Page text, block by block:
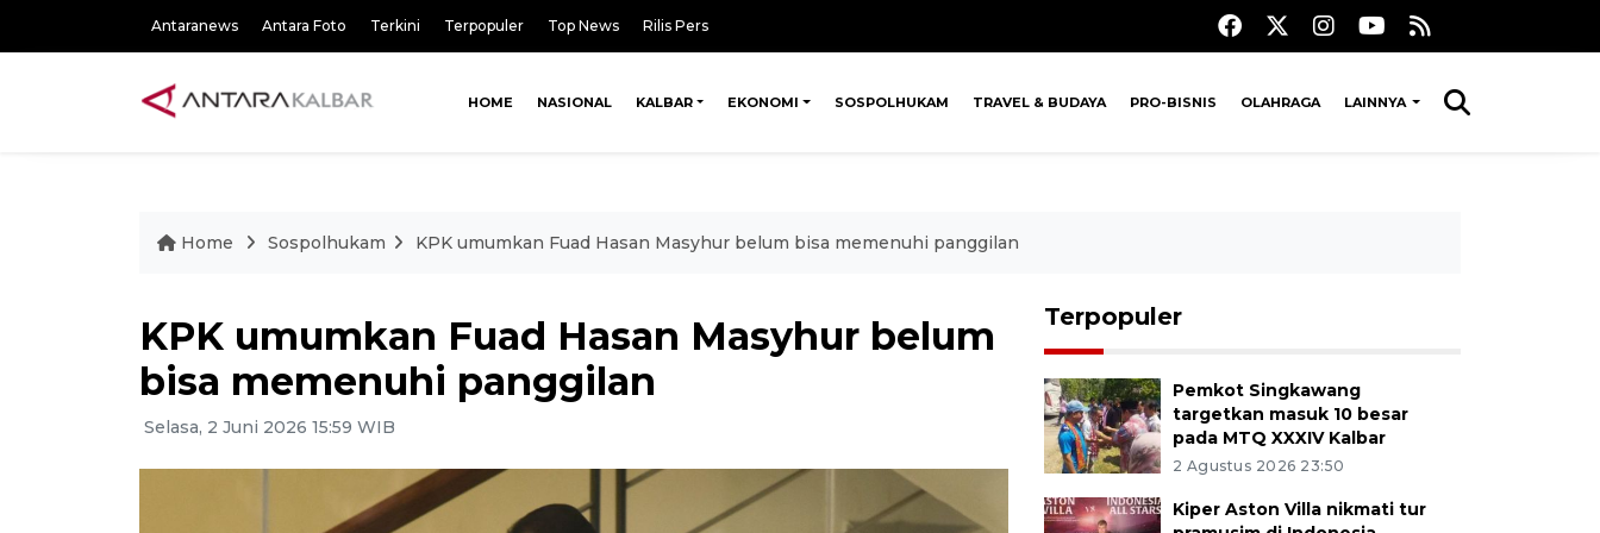
Antaranews Antara Foto Terkini Terpopuler Top News Rilis Pers
HOME NASIONAL KALBAR EKONOMI SOSPOLHUKAM TRAVEL & BUDAYA PRO-BISNIS OLAHRAGA LAINNYA
Home Sospolhukam KPK umumkan Fuad Hasan Masyhur belum bisa memenuhi panggilan
KPK umumkan Fuad Hasan Masyhur belum
bisa memenuhi panggilan
Selasa, 2 Juni 2026 15:59 WIB
Terpopuler
Pemkot Singkawang
targetkan masuk 10 besar
pada MTQ XXXIV Kalbar
2 Agustus 2026 23:50
Kiper Aston Villa nikmati tur